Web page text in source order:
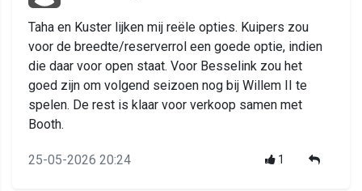
Taha en Kuster lijken mij reële opties. Kuipers zou
voor de breedte/reserverrol een goede optie, indien
die daar voor open staat. Voor Besselink zou het
goed zijn om volgend seizoen nog bij Willem II te
spelen. De rest is klaar voor verkoop samen met
Booth.
25-05-2026 20:24 1